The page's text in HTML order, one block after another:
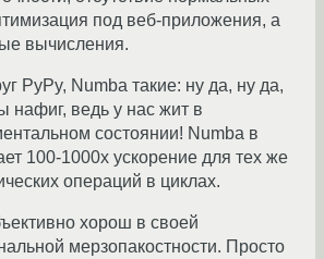
под веб-приложения, а
вычисления.
PyPy, Numba такие: ну да, ну да,
нафиг, ведь у нас жит в
состоянии! Numba в
100-1000x ускорение для тех же
операций в циклах.
хорош в своей
мерзопакостности. Просто